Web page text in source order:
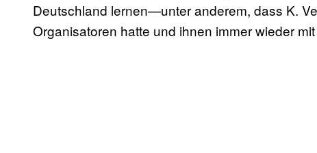
Deutschland lernen—unter anderem, dass K.
Organisatoren hatte und ihnen immer wieder